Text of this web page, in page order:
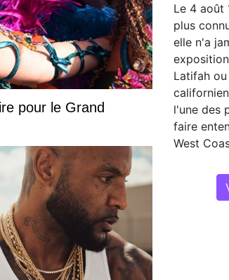
pour le Grand
Le 4 août
plus
elle n'a
Latifah
l'une des
faire
West